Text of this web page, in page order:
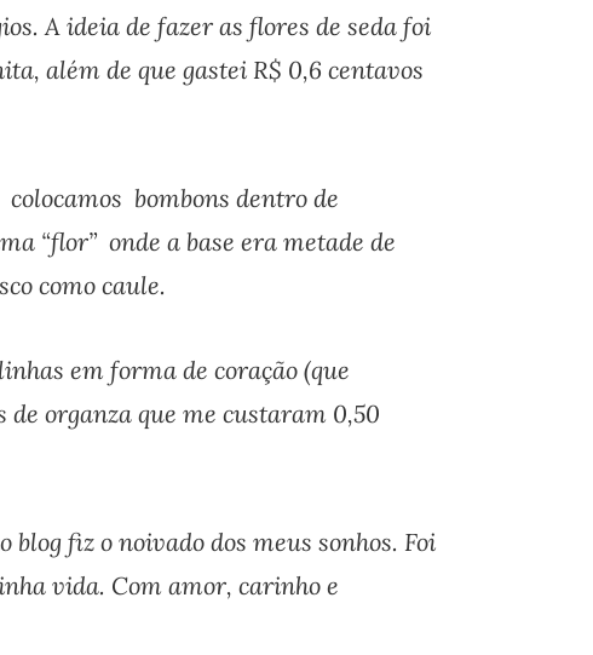
A ideia de fazer as flores de seda foi
além de que gastei R$ 0,6 centavos
bombons dentro de
“flor” onde a base era metade de
como caule.
em forma de coração (que
organza que me custaram 0,50
fiz o noivado dos meus sonhos. Foi
vida. Com amor, carinho e